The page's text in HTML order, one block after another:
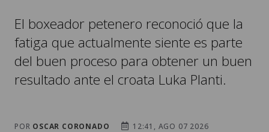
El boxeador petenero reconoció que la
fatiga que actualmente siente es parte
del buen proceso para obtener un buen
resultado ante el croata Luka Planti.
POR OSCAR CORONADO
12:41, AGO 07 2026